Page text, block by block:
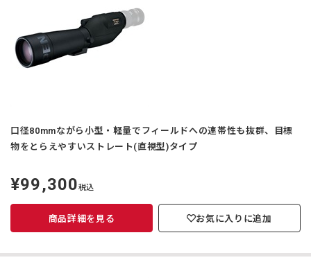
口径80mmながら小型・軽量でフィールドへの連帯性も抜群、目標
物をとらえやすいストレート(直視型)タイプ
定
価
¥99,300税込
商品詳細を見る お気に入りに追加